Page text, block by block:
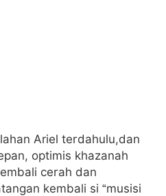
Ariel terdahulu,dan
optimis khazanah
cerah dan
kembali si “musisi